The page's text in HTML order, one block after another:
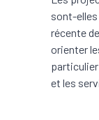
sont-elles
récente
orienter
particulier
et les